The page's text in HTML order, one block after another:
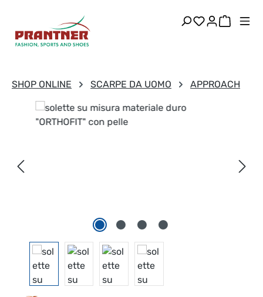
Passa al contenuto principale
Hai 0Il
SHOP ONLINE SCARPE DA UOMO APPROACH
Salta la galleria di immagini